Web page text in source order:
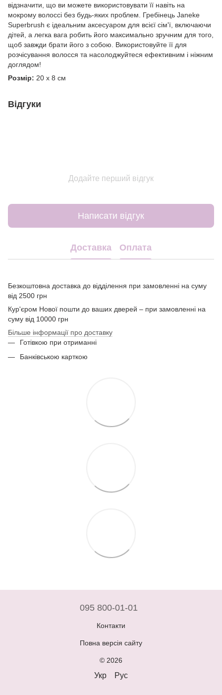
відзначити, що ви можете використовувати її навіть на
мокрому волоссі без будь-яких проблем. Гребінець Janeke
Superbrush є ідеальним аксесуаром для всієї сім'ї, включаючи
дітей, а легка вага робить його максимально зручним для того,
щоб завжди брати його з собою. Використовуйте її для
розчісування волосся та насолоджуйтеся ефективним і ніжним
доглядом!
Розмір: 20 x 8 см
Відгуки
Додайте перший відгук
Написати відгук
Доставка Оплата
Безкоштовна доставка до відділення при замовленні на суму
від 2500 грн
Кур'єром Нової пошти до ваших дверей – при замовленні на
суму від 10000 грн
Більше інформації про доставку
Готівкою при отриманні
Банківською карткою
095 800-01-01
Контакти
Повна версія сайту
© 2026
Укр Рус